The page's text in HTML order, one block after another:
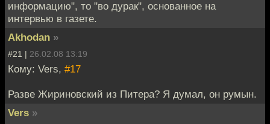
информацию", то "во дурак", основанное на
интервью в газете.
Akhodan »
#21 | 26.02.08 13:19
Кому: Vers, #17
Разве Жириновский из Питера? Я думал, он румын.
Vers »